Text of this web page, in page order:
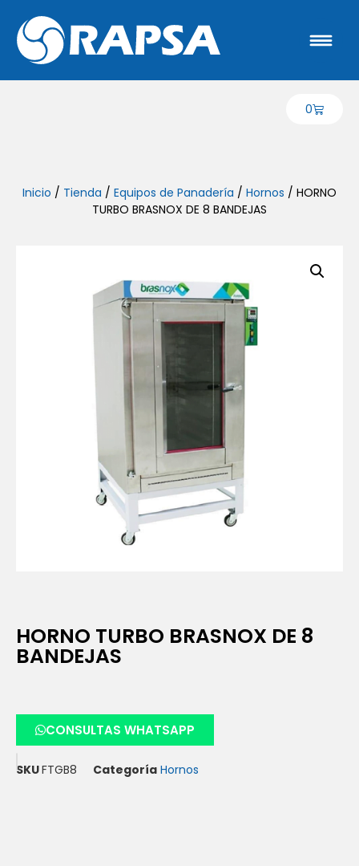
0
Inicio / Tienda / Equipos de Panadería / Hornos / HORNO
TURBO BRASNOX DE 8 BANDEJAS
HORNO TURBO BRASNOX DE 8
BANDEJAS
CONSULTAS WHATSAPP
SKUFTGB8 Categoría Hornos